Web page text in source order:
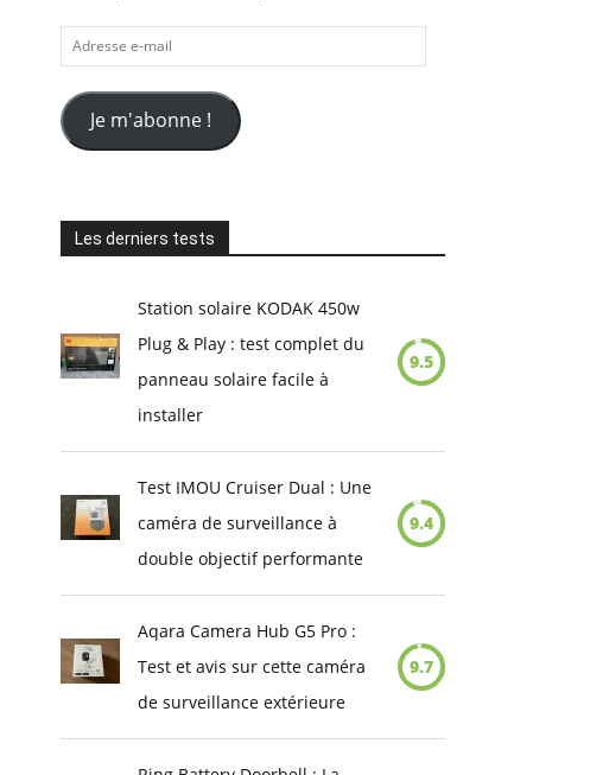
Adresse
e-
mail
Je m'abonne !
Les derniers tests
Station solaire KODAK 450w
Plug & Play : test complet du
panneau solaire facile à
installer
9.5
Test IMOU Cruiser Dual : Une
caméra de surveillance à
double objectif performante
9.4
Aqara Camera Hub G5 Pro :
Test et avis sur cette caméra
de surveillance extérieure
9.7